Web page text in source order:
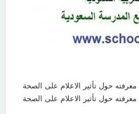
حول تأثير الاعلام على الصحة
حول تأثير الاعلام على الصحة